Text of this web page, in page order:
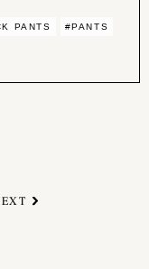
PANTS #PANTS